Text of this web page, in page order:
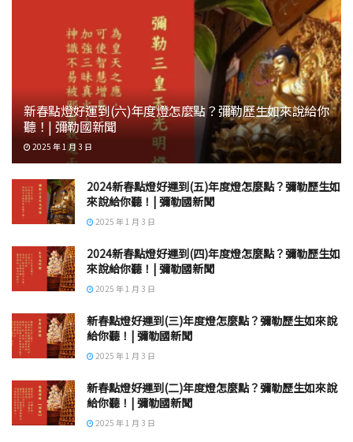
新春點燈好運到(六)年度燈怎麼點？彌勒歷生如來說給你
聽！| 彌勒國新聞
2025 年 1 月 3 日
2024新春點燈好運到(五)年度燈怎麼點？彌勒歷生如
來說給你聽！| 彌勒國新聞
2025 年 1 月 3 日
2024新春點燈好運到(四)年度燈怎麼點？彌勒歷生如
來說給你聽！| 彌勒國新聞
2025 年 1 月 3 日
新春點燈好運到(三)年度燈怎麼點？彌勒歷生如來說
給你聽！| 彌勒國新聞
2025 年 1 月 3 日
新春點燈好運到(二)年度燈怎麼點？彌勒歷生如來說
給你聽！| 彌勒國新聞
2025 年 1 月 3 日